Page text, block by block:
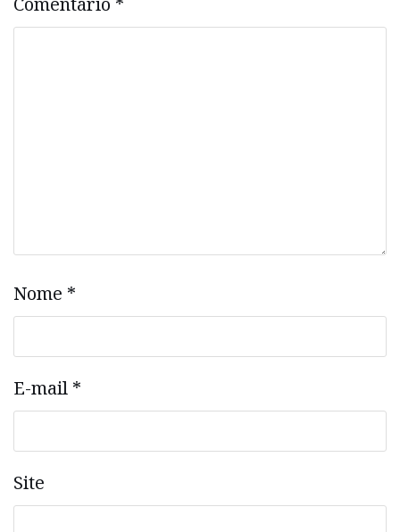
Nome *
E-mail *
Site